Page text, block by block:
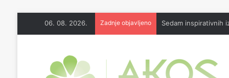
06. 08. 2026. Zadnje objavljeno Sedam inspirativnih